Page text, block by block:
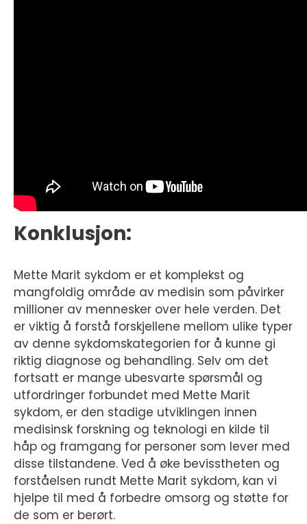
Konklusjon:
Mette Marit sykdom er et komplekst og
mangfoldig område av medisin som påvirker
millioner av mennesker over hele verden. Det
er viktig å forstå forskjellene mellom ulike typer
av denne sykdomskategorien for å kunne gi
riktig diagnose og behandling. Selv om det
fortsatt er mange ubesvarte spørsmål og
utfordringer forbundet med Mette Marit
sykdom, er den stadige utviklingen innen
medisinsk forskning og teknologi en kilde til
håp og framgang for personer som lever med
disse tilstandene. Ved å øke bevisstheten og
forståelsen rundt Mette Marit sykdom, kan vi
hjelpe til med å forbedre omsorg og støtte for
de som er berørt.